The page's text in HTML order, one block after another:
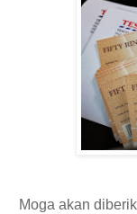
Moga akan